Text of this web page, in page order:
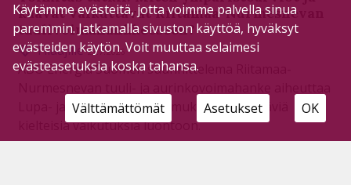
kaavat vaikuttavat Riitamaa-Nurmesnevan
tuulivoimahankkeeseen?
Tilaajille 21.7.2026
ABO Energia Suomen suunnittelema Riitamaa-
Lupa- ja valvontaviraston mukaan merkittäviä
kielteisiä vaikutuksia luontoon.
Käytämme evästeitä, jotta voimme palvella sinua
paremmin. Jatkamalla sivuston käyttöä, hyväksyt
evästeiden käytön. Voit muuttaa selaimesi
evästeasetuksia koska tahansa.
Välttämättömät Asetukset OK